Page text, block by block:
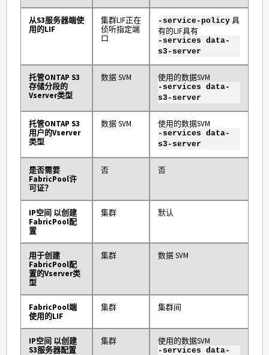
从S3服务器端使
用的LIF
集群LIF正在
侦听指定端
口
-service-policy 具
有的LIF具有
-services data-
s3-server
托管ONTAP S3
存储分段的
Vserver类型
数据 SVM 使用的数据SVM
-services data-
s3-server
托管ONTAP S3
用户的Vserver
类型
数据 SVM 使用的数据SVM
-services data-
s3-server
是否需要
FabricPool许
可证？
否 否
IP空间 以创建
FabricPool配
置
集群 默认
用于创建
FabricPool配
置的Vserver类
型
集群 数据 SVM
FabricPool端
使用的LIF
集群 集群间
IP空间 以创建
S3服务器配置
集群 使用的数据SVM
-services data-